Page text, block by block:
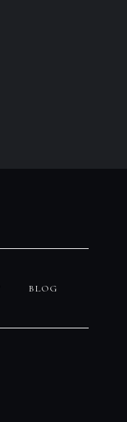
BLOG